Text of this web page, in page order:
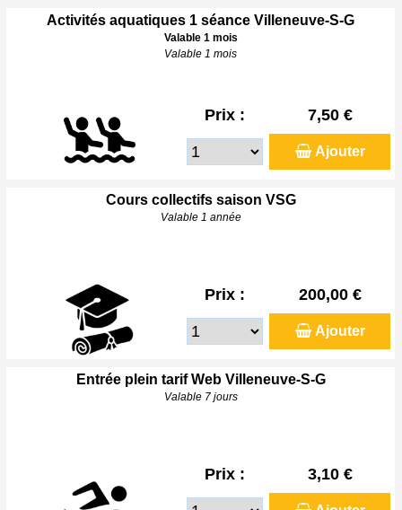
Activités aquatiques 1 séance Villeneuve-S-G
Valable 1 mois
Valable 1 mois
Prix : 7,50 €
Ajouter
Cours collectifs saison VSG
Valable 1 année
Prix : 200,00 €
Ajouter
Entrée plein tarif Web Villeneuve-S-G
Valable 7 jours
Prix : 3,10 €